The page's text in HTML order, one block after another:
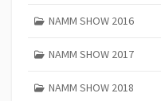
NAMM SHOW 2016
NAMM SHOW 2017
NAMM SHOW 2018